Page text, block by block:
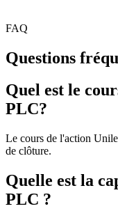
FAQ
Questions
Quel est le
PLC?
Le cours de l'action
de clôture.
Quelle est la
PLC ?